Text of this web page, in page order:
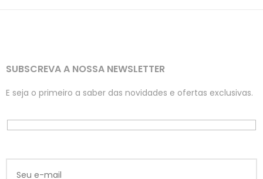
SUBSCREVA A NOSSA NEWSLETTER
E seja o primeiro a saber das novidades e ofertas exclusivas.